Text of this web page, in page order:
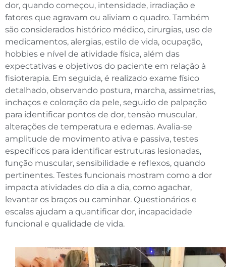
dor, quando começou, intensidade, irradiação e
fatores que agravam ou aliviam o quadro. Também
são considerados histórico médico, cirurgias, uso de
medicamentos, alergias, estilo de vida, ocupação,
hobbies e nível de atividade física, além das
expectativas e objetivos do paciente em relação à
fisioterapia. Em seguida, é realizado exame físico
detalhado, observando postura, marcha, assimetrias,
inchaços e coloração da pele, seguido de palpação
para identificar pontos de dor, tensão muscular,
alterações de temperatura e edemas. Avalia-se
amplitude de movimento ativa e passiva, testes
específicos para identificar estruturas lesionadas,
função muscular, sensibilidade e reflexos, quando
pertinentes. Testes funcionais mostram como a dor
impacta atividades do dia a dia, como agachar,
levantar os braços ou caminhar. Questionários e
escalas ajudam a quantificar dor, incapacidade
funcional e qualidade de vida.